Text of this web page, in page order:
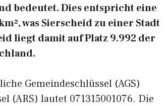
bedeutet. Dies entspricht eine
was Sierscheid zu einer Stadt
liegt damit auf Platz 9.992 der
Gemeindeschlüssel (AGS)
(ARS) lautet 071315001076. Die